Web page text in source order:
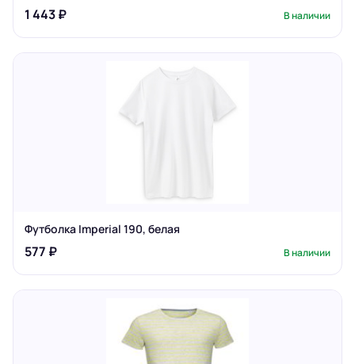
1 443 ₽ В наличии
Футболка Imperial 190, белая
577 ₽ В наличии